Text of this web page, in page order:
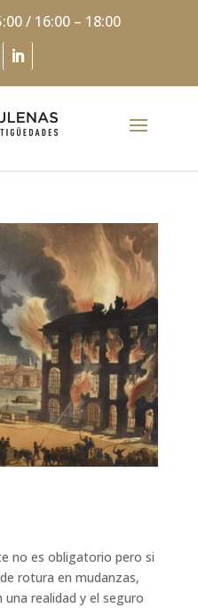
/ 16:00 – 18:00
no es obligatorio pero si
rotura en mudanzas,
realidad y el seguro